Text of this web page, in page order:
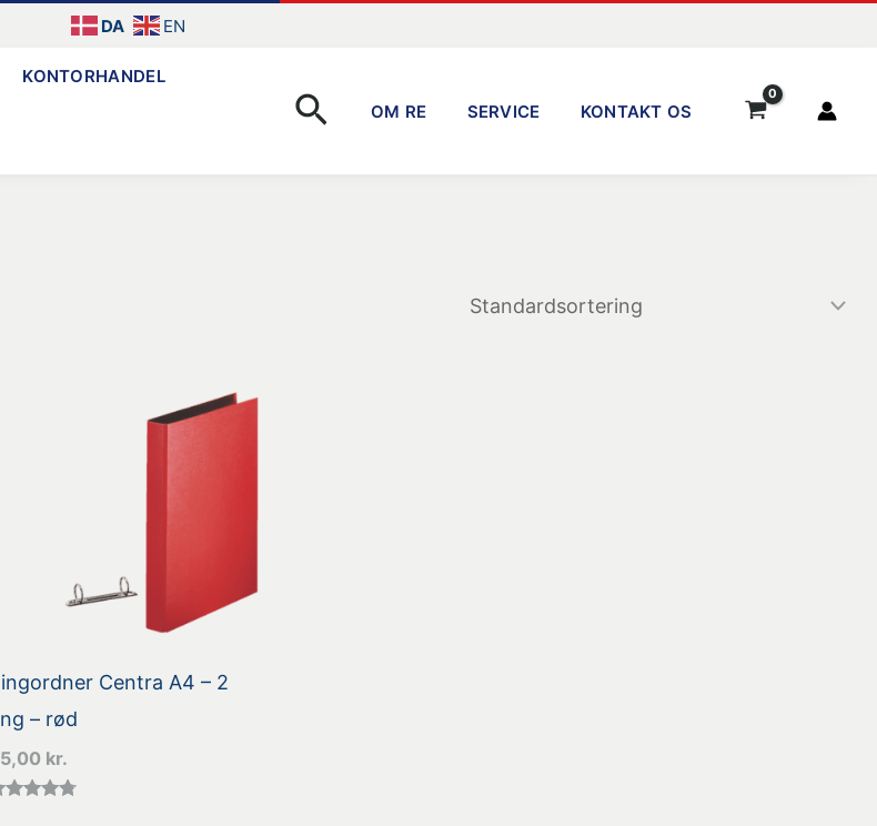
DA EN
KONTORHANDEL
Søg OM RE SERVICE KONTAKT OS
Centra A4 – 2
– rød
kr.